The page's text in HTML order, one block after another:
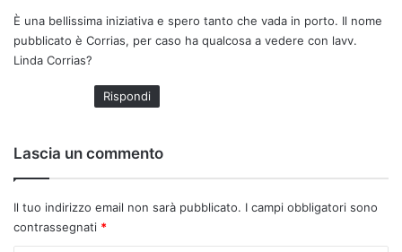
e
t
t
È una bellissima iniziativa e spero tanto che vada in porto. Il nome
pubblicato è Corrias, per caso ha qualcosa a vedere con lavv.
Linda Corrias?
Rispondi
Lascia un commento
Il tuo indirizzo email non sarà pubblicato. I campi obbligatori sono
contrassegnati *